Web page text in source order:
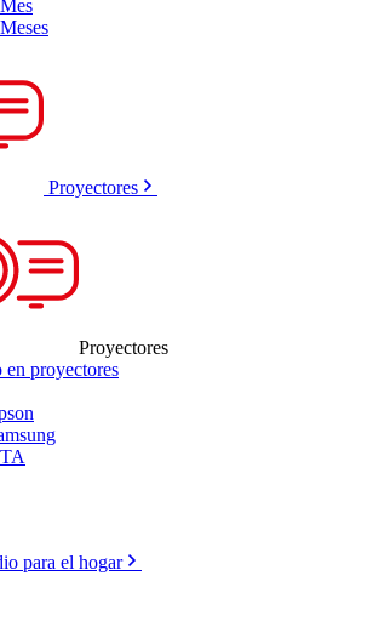
Proyectores
Proyectores
en proyectores
para el hogar